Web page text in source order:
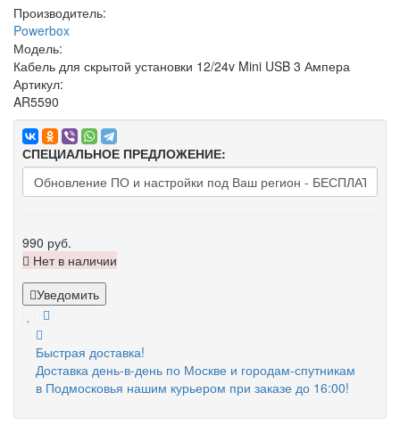
Производитель:
Powerbox
Модель:
Кабель для скрытой установки 12/24v Mini USB 3 Ампера
Артикул:
AR5590
СПЕЦИАЛЬНОЕ ПРЕДЛОЖЕНИЕ:
990 руб.
Нет в наличии
Уведомить
Быстрая доставка!
Доставка день-в-день по Москве и городам-спутникам
в Подмосковья нашим курьером при заказе до 16:00!